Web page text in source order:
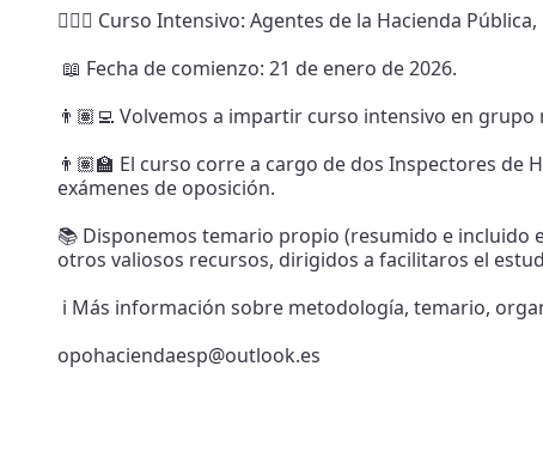
🕵🏽‍♀️ Curso Intensivo: Agentes de la Hacienda Pública,
📖 Fecha de comienzo: 21 de enero de 2026.
👨🏽‍💻 Volvemos a impartir curso intensivo en
👨🏽‍🏫 El curso corre a cargo de dos Inspectores de
exámenes de oposición.
📚 Disponemos temario propio (resumido e incluido
otros valiosos recursos, dirigidos a facilitaros el
ℹ️ Más información sobre metodología, temario,
opohaciendaesp@outlook.es